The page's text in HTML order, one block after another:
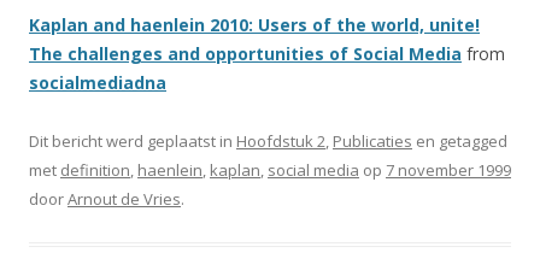
Kaplan and haenlein 2010: Users of the world, unite!
The challenges and opportunities of Social Media from
socialmediadna
Dit bericht werd geplaatst in Hoofdstuk 2, Publicaties en getagged
met definition, haenlein, kaplan, social media op 7 november 1999
doorArnout de Vries.